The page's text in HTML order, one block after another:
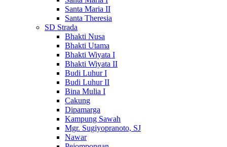
Santa Maria II
Santa Theresia
SD Strada
Bhakti Nusa
Bhakti Utama
Bhakti Wiyata I
Bhakti Wiyata II
Budi Luhur I
Budi Luhur II
Bina Mulia I
Cakung
Dipamarga
Kampung Sawah
Mgr. Sugiyopranoto, SJ
Nawar